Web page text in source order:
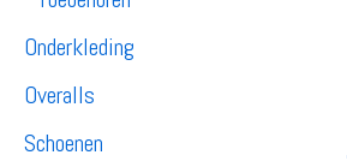
Onderkleding
Overalls
Schoenen